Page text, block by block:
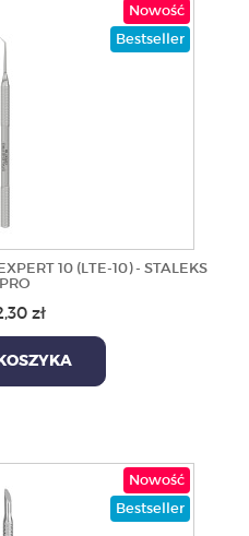
Nowość
Bestseller
10 (LTE-10) - STALEKS
PRO
zł
Nowość
Bestseller